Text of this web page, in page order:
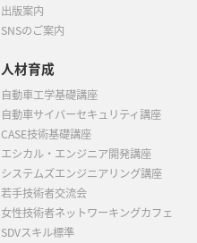
出版案内
SNSのご案内
人材育成
自動車工学基礎講座
自動車サイバーセキュリティ講座
CASE技術基礎講座
エシカル・エンジニア開発講座
システムズエンジニアリング講座
若手技術者交流会
女性技術者ネットワーキングカフェ
SDVスキル標準